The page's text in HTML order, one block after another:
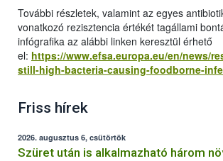
További részletek, valamint az egyes
vonatkozó rezisztencia értékét tagállami
infógrafika az alábbi linken keresztül érhető
el: https://www.efsa.europa.eu/en/news/
still-high-bacteria-causing-foodborne-
Friss hírek
2026. augusztus 6, csütörtök
Szüret után is alkalmazható három